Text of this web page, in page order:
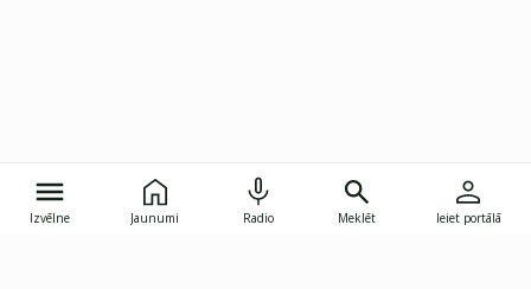
Izvēlne Jaunumi Radio Meklēt Ieiet portālā